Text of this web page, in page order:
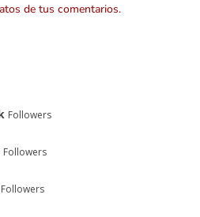
de tus comentarios.
Followers
Followers
Followers